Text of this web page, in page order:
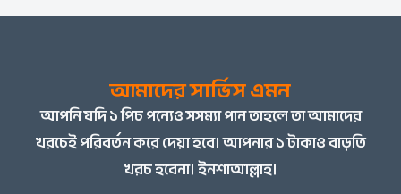
আমাদের সার্ভিস এমন
আপনিযদি ১ পিচ পন্যেও সসম্যা পান তাহলে তা আমাদের
খরচেই পরিবর্তন করে দেয়া হবে। আপনার ১ টাকাও বাড়তি
খরচ হবেনা। ইনশাআল্লাহ।